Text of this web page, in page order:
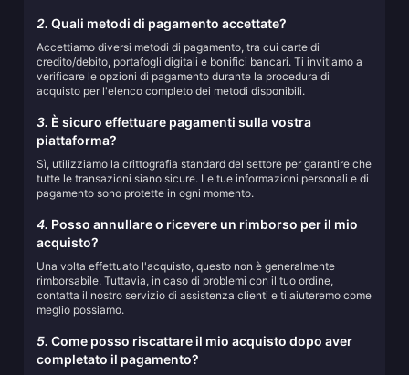
2. Quali metodi di pagamento accettate?
Accettiamo diversi metodi di pagamento, tra cui carte di
credito/debito, portafogli digitali e bonifici bancari. Ti invitiamo a
verificare le opzioni di pagamento durante la procedura di
acquisto per l'elenco completo dei metodi disponibili.
3. È sicuro effettuare pagamenti sulla vostra
piattaforma?
Sì, utilizziamo la crittografia standard del settore per garantire che
tutte le transazioni siano sicure. Le tue informazioni personali e di
pagamento sono protette in ogni momento.
4. Posso annullare o ricevere un rimborso per il mio
acquisto?
Una volta effettuato l'acquisto, questo non è generalmente
rimborsabile. Tuttavia, in caso di problemi con il tuo ordine,
contatta il nostro servizio di assistenza clienti e ti aiuteremo come
meglio possiamo.
5. Come posso riscattare il mio acquisto dopo aver
completato il pagamento?